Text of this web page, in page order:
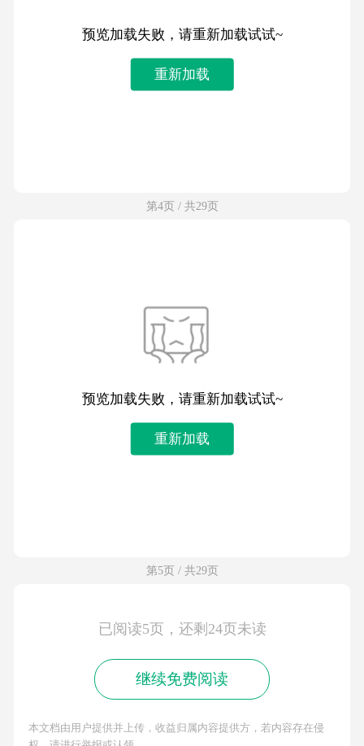
预览加载失败，请重新加载试试~
重新加载
第4页 / 共29页
预览加载失败，请重新加载试试~
重新加载
第5页 / 共29页
已阅读5页，还剩24页未读
继续免费阅读
本文档由用户提供并上传，收益归属内容提供方，若内容存在侵